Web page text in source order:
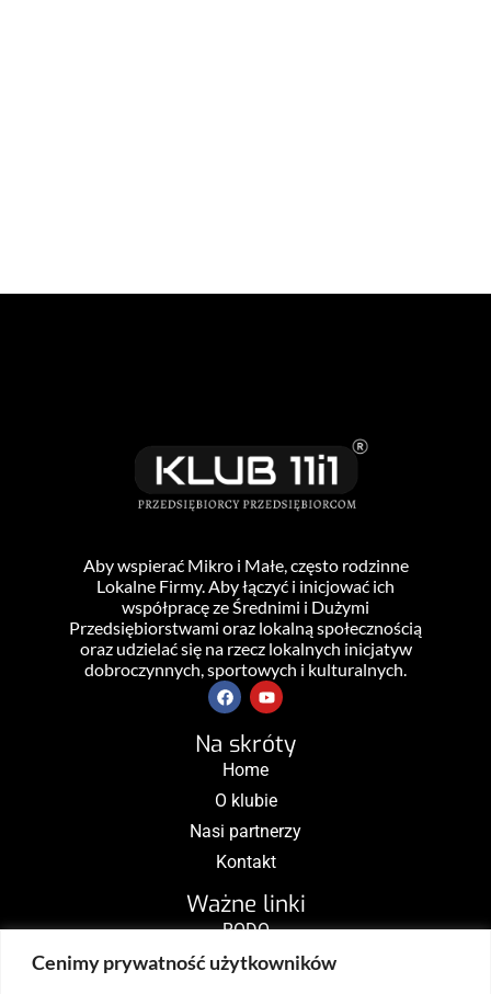
Cenimy prywatność użytkowników
Aby wspierać Mikro i Małe, często rodzinne
Lokalne Firmy. Aby łączyć i inicjować ich
współpracę ze Średnimi i Dużymi
Przedsiębiorstwami oraz lokalną społecznością
oraz udzielać się na rzecz lokalnych inicjatyw
dobroczynnych, sportowych i kulturalnych.
Na skróty
Home
O klubie
Nasi partnerzy
Kontakt
Ważne linki
RODO
Do pobrania